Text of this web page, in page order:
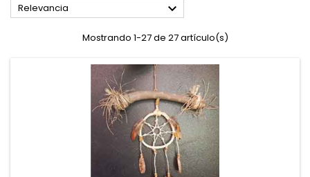
Relevancia 
Mostrando 1-27 de 27 artículo(s)